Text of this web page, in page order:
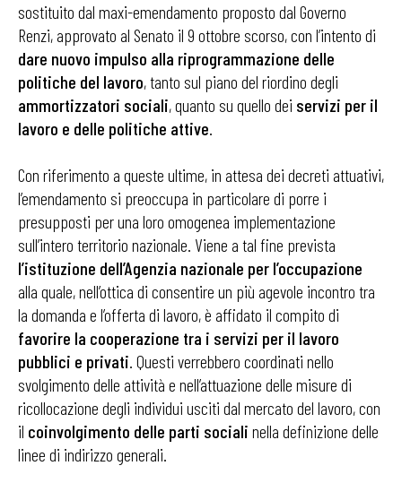
sostituito dal maxi-emendamento proposto dal Governo
Renzi, approvato al Senato il 9 ottobre scorso, con l’intento di
dare nuovo impulso alla riprogrammazione delle
politiche del lavoro, tanto sul piano del riordino degli
ammortizzatori sociali, quanto su quello dei servizi per il
lavoro e delle politiche attive.
Con riferimento a queste ultime, in attesa dei decreti attuativi,
l’emendamento si preoccupa in particolare di porre i
presupposti per una loro omogenea implementazione
sull’intero territorio nazionale. Viene a tal fine prevista
l’istituzione dell’Agenzia nazionale per l’occupazione
alla quale, nell’ottica di consentire un più agevole incontro tra
la domanda e l’offerta di lavoro, è affidato il compito di
favorire la cooperazione tra i servizi per il lavoro
pubblici e privati. Questi verrebbero coordinati nello
svolgimento delle attività e nell’attuazione delle misure di
ricollocazione degli individui usciti dal mercato del lavoro, con
il coinvolgimento delle parti sociali nella definizione delle
linee di indirizzo generali.